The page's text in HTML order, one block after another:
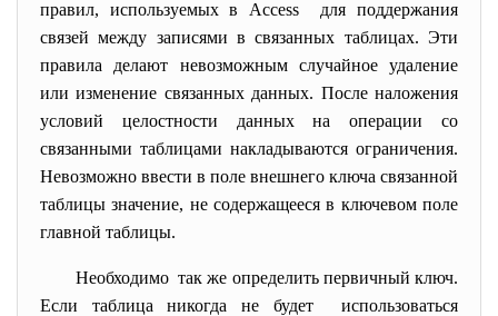
правил, используемых в Access для поддержания
связей между записями в связанных таблицах. Эти
правила делают невозможным случайное удаление
или изменение связанных данных. После наложения
условий целостности данных на операции со
связанными таблицами накладываются ограничения.
Невозможно ввести в поле внешнего ключа связанной
таблицы значение, не содержащееся в ключевом поле
главной таблицы.
Необходимо так же определить первичный ключ.
Если таблица никогда не будет использоваться